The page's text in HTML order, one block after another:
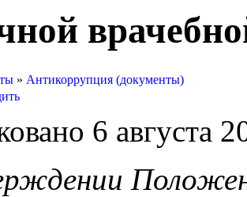
» Антикоррупция (документы)
6 августа